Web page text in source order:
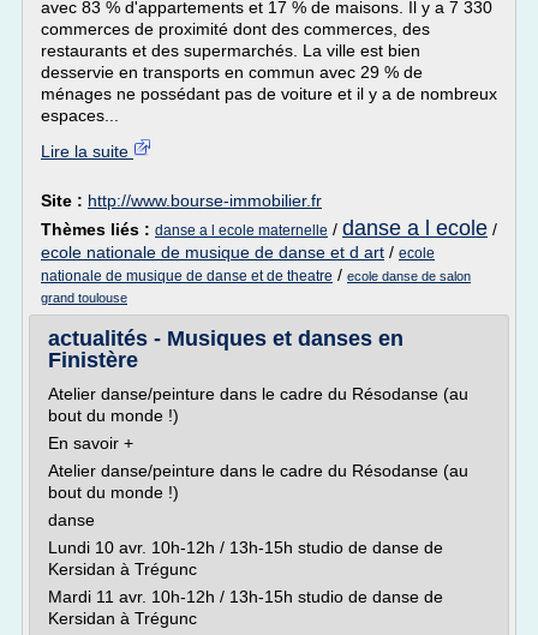
avec 83 % d'appartements et 17 % de maisons. Il y a 7 330
commerces de proximité dont des commerces, des
restaurants et des supermarchés. La ville est bien
desservie en transports en commun avec 29 % de
ménages ne possédant pas de voiture et il y a de nombreux
espaces...
Lire la suite
Site : http://www.bourse-immobilier.fr
Thèmes liés : danse a l ecole maternelle / danse a l ecole /
ecole nationale de musique de danse et d art / ecole
nationale de musique de danse et de theatre / ecole danse de salon
grand toulouse
actualités - Musiques et danses en
Finistère
Atelier danse/peinture dans le cadre du Résodanse (au
bout du monde !)
En savoir +
Atelier danse/peinture dans le cadre du Résodanse (au
bout du monde !)
danse
Lundi 10 avr. 10h-12h / 13h-15h studio de danse de
Kersidan à Trégunc
Mardi 11 avr. 10h-12h / 13h-15h studio de danse de
Kersidan à Trégunc